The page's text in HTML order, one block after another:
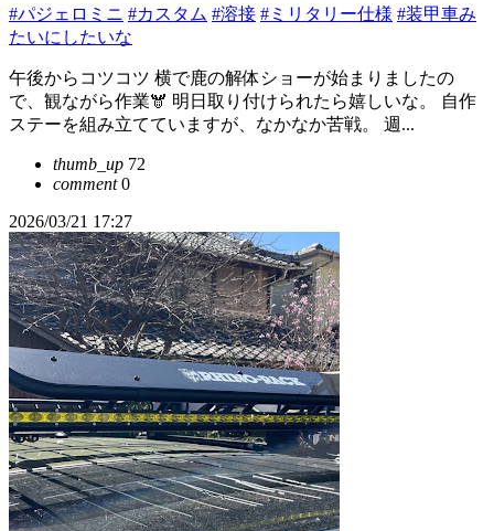
#パジェロミニ #カスタム #溶接 #ミリタリー仕様 #装甲車み
たいにしたいな
午後からコツコツ 横で鹿の解体ショーが始まりましたの
で、観ながら作業🫎 明日取り付けられたら嬉しいな。 自作
ステーを組み立てていますが、なかなか苦戦。 週...
thumb_up 72
comment0
2026/03/21 17:27